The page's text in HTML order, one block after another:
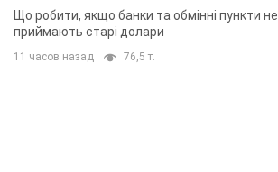
Що робити, якщо банки та обмінні пункти не
приймають старі долари
11 часов назад 76,5 т.